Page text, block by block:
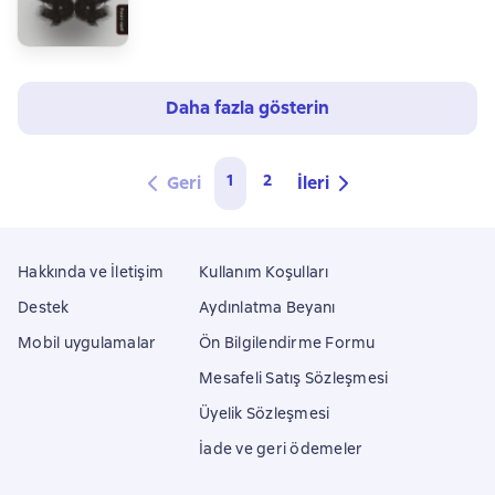
Daha fazla gösterin
Geri 1 2 İleri
Hakkında ve İletişim
Destek
Mobil uygulamalar
Kullanım Koşulları
Aydınlatma Beyanı
Ön Bilgilendirme Formu
Mesafeli Satış Sözleşmesi
Üyelik Sözleşmesi
İade ve geri ödemeler